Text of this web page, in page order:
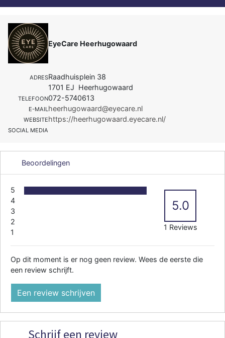
EyeCare Heerhugowaard
ADRESRaadhuisplein 38
1701 EJ Heerhugowaard
TELEFOON072-5740613
E-MAILheerhugowaard@eyecare.nl
WEBSITEhttps://heerhugowaard.eyecare.nl/
SOCIAL MEDIA
Beoordelingen
5
4
3
2
1
5.0
1 Reviews
Op dit moment is er nog geen review. Wees de eerste die
een review schrijft.
Een review schrijven
Schrijf een review